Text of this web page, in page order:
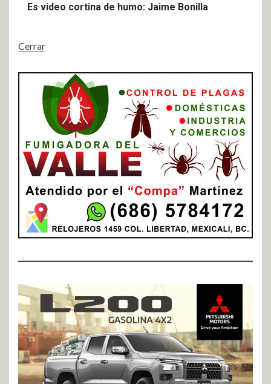
Es video cortina de humo: Jaime Bonilla
Cerrar